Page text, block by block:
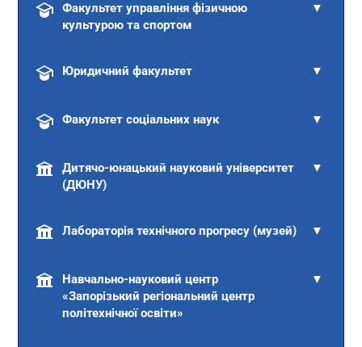
Факультет управління фізичною
культурою та спортом
▼
Юридичний факультет ▼
Факультет соціальних наук ▼
Дитячо-юнацький науковий університет
(ДЮНУ)
▼
Лабораторія технічного прогресу (музей) ▼
Навчально-науковий центр
«Запорізький регіональний центр
політехнічної освіти»
▼